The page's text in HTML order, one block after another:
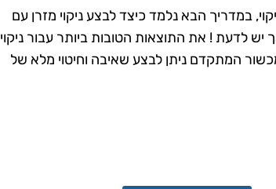
במדריך הבא נלמד כיצד לבצע ניקוי מזרן עם
לדעת ! את התוצאות הטובות ביותר עבור ניקוי
המתקדם ניתן לבצע שאיבה וחיטוי מלא של